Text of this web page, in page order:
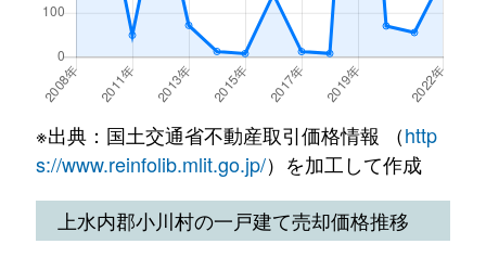
※出典：国土交通省不動産取引価格情報 （http
s://www.reinfolib.mlit.go.jp/）を加工して作成
上水内郡小川村の一戸建て売却価格推移